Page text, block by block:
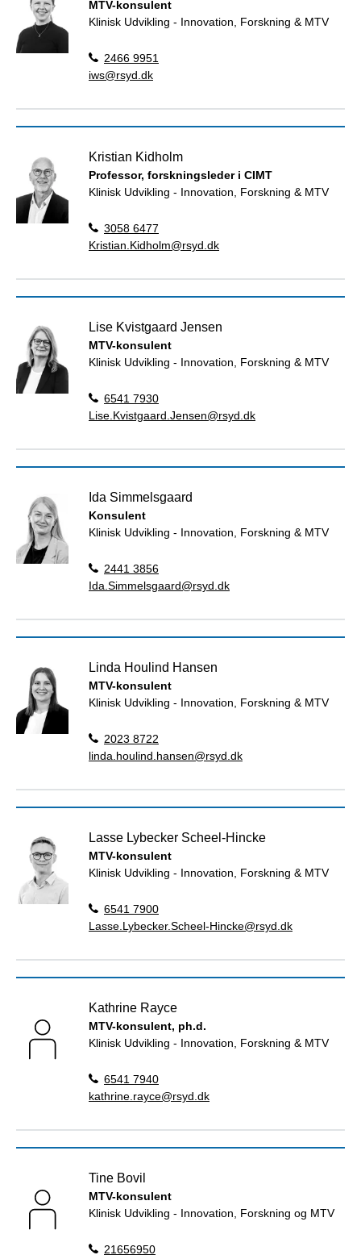
MTV-konsulent
Klinisk Udvikling - Innovation, Forskning & MTV
2466 9951
iws@rsyd.dk
Kristian Kidholm
Professor, forskningsleder i CIMT
Klinisk Udvikling - Innovation, Forskning & MTV
3058 6477
Kristian.Kidholm@rsyd.dk
Lise Kvistgaard Jensen
MTV-konsulent
Klinisk Udvikling - Innovation, Forskning & MTV
6541 7930
Lise.Kvistgaard.Jensen@rsyd.dk
Ida Simmelsgaard
Konsulent
Klinisk Udvikling - Innovation, Forskning & MTV
2441 3856
Ida.Simmelsgaard@rsyd.dk
Linda Houlind Hansen
MTV-konsulent
Klinisk Udvikling - Innovation, Forskning & MTV
2023 8722
linda.houlind.hansen@rsyd.dk
Lasse Lybecker Scheel-Hincke
MTV-konsulent
Klinisk Udvikling - Innovation, Forskning & MTV
6541 7900
Lasse.Lybecker.Scheel-Hincke@rsyd.dk
Kathrine Rayce
MTV-konsulent, ph.d.
Klinisk Udvikling - Innovation, Forskning & MTV
6541 7940
kathrine.rayce@rsyd.dk
Tine Bovil
MTV-konsulent
Klinisk Udvikling - Innovation, Forskning og MTV
21656950